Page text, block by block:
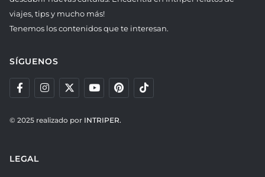
viajes, tips y mucho más!
Tenemos los contenidos que te interesan.
SÍGUENOS
© 2025 realizado por INTRIPER.
LEGAL